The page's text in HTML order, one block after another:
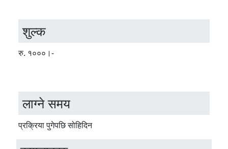
शुल्क
रु. १०००।-
लाग्ने समय
प्रक्रिया पुगेपछि सोहिदिन